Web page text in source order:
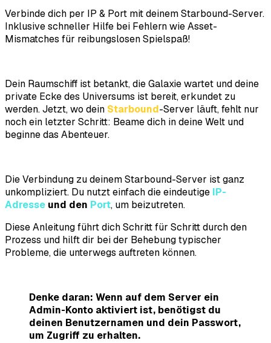
Verbinde dich per IP & Port mit deinem Starbound-Server.
Inklusive schneller Hilfe bei Fehlern wie Asset-
Mismatches für reibungslosen Spielspaß!
Dein Raumschiff ist betankt, die Galaxie wartet und deine
private Ecke des Universums ist bereit, erkundet zu
werden. Jetzt, wo dein Starbound-Server läuft, fehlt nur
noch ein letzter Schritt: Beame dich in deine Welt und
beginne das Abenteuer.
Die Verbindung zu deinem Starbound-Server ist ganz
unkompliziert. Du nutzt einfach die eindeutige IP-
Adresse und den Port, um beizutreten.
Diese Anleitung führt dich Schritt für Schritt durch den
Prozess und hilft dir bei der Behebung typischer
Probleme, die unterwegs auftreten können.
Denke daran: Wenn auf dem Server ein
Admin-Konto aktiviert ist, benötigst du
deinen Benutzernamen und dein Passwort,
um Zugriff zu erhalten.